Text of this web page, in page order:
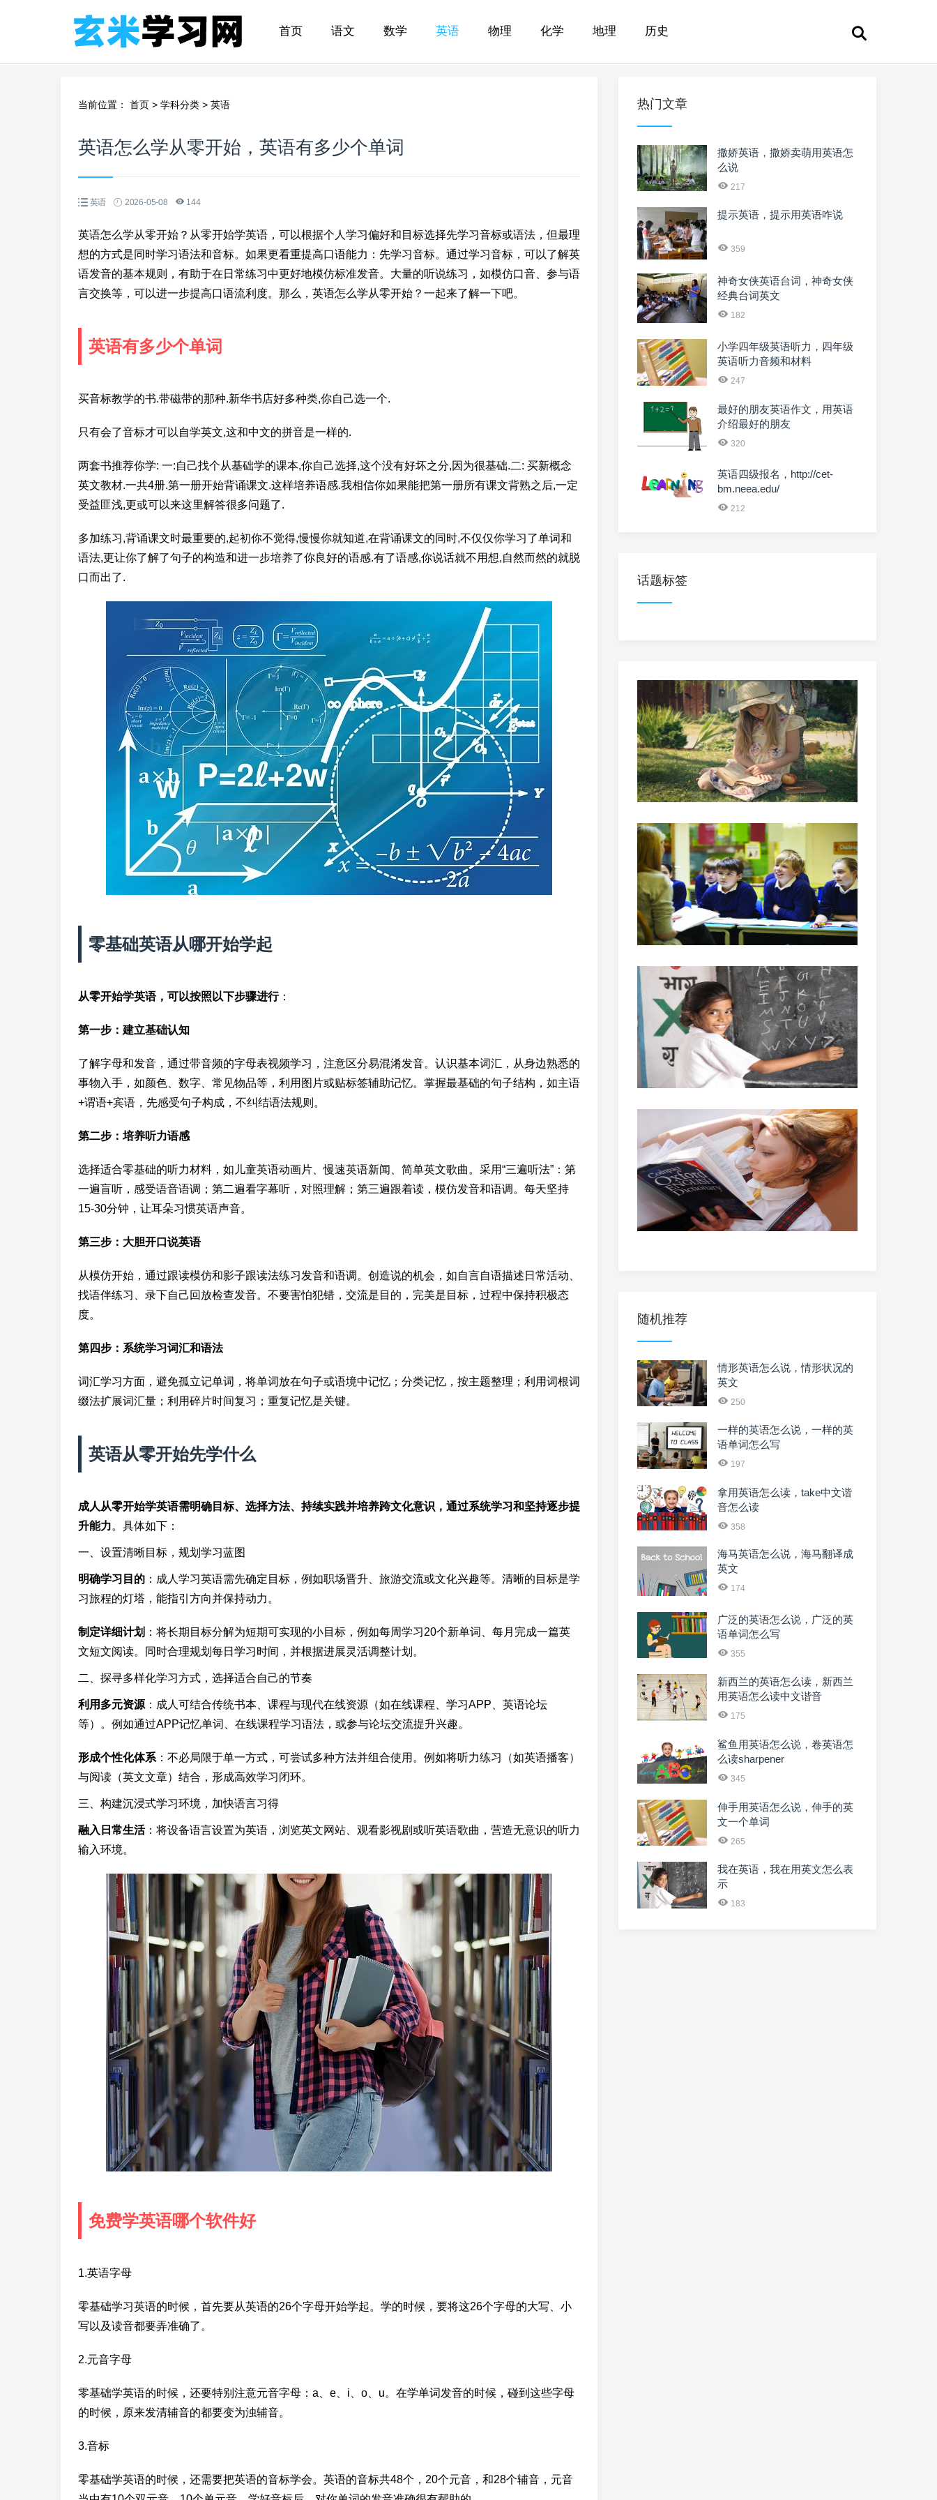
首页 语文 数学 英语 物理 化学 地理 历史
当前位置： 首页 > 学科分类 > 英语
英语怎么学从零开始，英语有多少个单词
英语 2026-05-08 144
英语怎么学从零开始？从零开始学英语，可以根据个人学习偏好和目标选择先学习音标或语法，但最理
想的方式是同时学习语法和音标。如果更看重提高口语能力：先学习音标。通过学习音标，可以了解英
语发音的基本规则，有助于在日常练习中更好地模仿标准发音。大量的听说练习，如模仿口音、参与语
言交换等，可以进一步提高口语流利度。那么，英语怎么学从零开始？一起来了解一下吧。
英语有多少个单词
买音标教学的书.带磁带的那种.新华书店好多种类,你自己选一个.
只有会了音标才可以自学英文,这和中文的拼音是一样的.
两套书推荐你学: 一:自己找个从基础学的课本,你自己选择,这个没有好坏之分,因为很基础.二: 买新概念
英文教材.一共4册.第一册开始背诵课文.这样培养语感.我相信你如果能把第一册所有课文背熟之后,一定
受益匪浅,更或可以来这里解答很多问题了.
多加练习,背诵课文时最重要的,起初你不觉得,慢慢你就知道,在背诵课文的同时,不仅仅你学习了单词和
语法,更让你了解了句子的构造和进一步培养了你良好的语感.有了语感,你说话就不用想,自然而然的就脱
口而出了.
零基础英语从哪开始学起
从零开始学英语，可以按照以下步骤进行：
第一步：建立基础认知
了解字母和发音，通过带音频的字母表视频学习，注意区分易混淆发音。认识基本词汇，从身边熟悉的
事物入手，如颜色、数字、常见物品等，利用图片或贴标签辅助记忆。掌握最基础的句子结构，如主语
+谓语+宾语，先感受句子构成，不纠结语法规则。
第二步：培养听力语感
选择适合零基础的听力材料，如儿童英语动画片、慢速英语新闻、简单英文歌曲。采用“三遍听法”：第
一遍盲听，感受语音语调；第二遍看字幕听，对照理解；第三遍跟着读，模仿发音和语调。每天坚持
15-30分钟，让耳朵习惯英语声音。
第三步：大胆开口说英语
从模仿开始，通过跟读模仿和影子跟读法练习发音和语调。创造说的机会，如自言自语描述日常活动、
找语伴练习、录下自己回放检查发音。不要害怕犯错，交流是目的，完美是目标，过程中保持积极态
度。
第四步：系统学习词汇和语法
词汇学习方面，避免孤立记单词，将单词放在句子或语境中记忆；分类记忆，按主题整理；利用词根词
缀法扩展词汇量；利用碎片时间复习；重复记忆是关键。
英语从零开始先学什么
成人从零开始学英语需明确目标、选择方法、持续实践并培养跨文化意识，通过系统学习和坚持逐步提
升能力。具体如下：
一、设置清晰目标，规划学习蓝图
明确学习目的 ：成人学习英语需先确定目标，例如职场晋升、旅游交流或文化兴趣等。清晰的目标是学
习旅程的灯塔，能指引方向并保持动力。
制定详细计划 ：将长期目标分解为短期可实现的小目标，例如每周学习20个新单词、每月完成一篇英
文短文阅读。同时合理规划每日学习时间，并根据进展灵活调整计划。
二、探寻多样化学习方式，选择适合自己的节奏
利用多元资源 ：成人可结合传统书本、课程与现代在线资源（如在线课程、学习APP、英语论坛
等）。例如通过APP记忆单词、在线课程学习语法，或参与论坛交流提升兴趣。
形成个性化体系 ：不必局限于单一方式，可尝试多种方法并组合使用。例如将听力练习（如英语播客）
与阅读（英文文章）结合，形成高效学习闭环。
三、构建沉浸式学习环境，加快语言习得
融入日常生活：将设备语言设置为英语，浏览英文网站、观看影视剧或听英语歌曲，营造无意识的听力
输入环境。
免费学英语哪个软件好
1.英语字母
零基础学习英语的时候，首先要从英语的26个字母开始学起。学的时候，要将这26个字母的大写、小
写以及读音都要弄准确了。
2.元音字母
零基础学英语的时候，还要特别注意元音字母：a、e、i、o、u。在学单词发音的时候，碰到这些字母
的时候，原来发清辅音的都要变为浊辅音。
3.音标
零基础学英语的时候，还需要把英语的音标学会。英语的音标共48个，20个元音，和28个辅音，元音
热门文章
撒娇英语，撒娇卖萌用英语怎
么说
217
提示英语，提示用英语咋说
359
神奇女侠英语台词，神奇女侠
经典台词英文
182
小学四年级英语听力，四年级
英语听力音频和材料
247
最好的朋友英语作文，用英语
介绍最好的朋友
320
英语四级报名，http://cet-
bm.neea.edu/
212
话题标签
随机推荐
情形英语怎么说，情形状况的
英文
250
一样的英语怎么说，一样的英
语单词怎么写
197
拿用英语怎么读，take中文谐
音怎么读
358
海马英语怎么说，海马翻译成
英文
174
广泛的英语怎么说，广泛的英
语单词怎么写
355
新西兰的英语怎么读，新西兰
用英语怎么读中文谐音
175
鲨鱼用英语怎么说，卷英语怎
么读sharpener
345
伸手用英语怎么说，伸手的英
文一个单词
265
我在英语，我在用英文怎么表
示
183